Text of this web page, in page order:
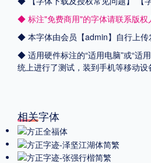
◆ 标注"免费商用"的字体请联系版权
◆ 本字体由会员【admin】自行上传
◆ 适用硬件标注的“适用电脑”或“适
统上进行了测试，装到手机等移动
相关字体